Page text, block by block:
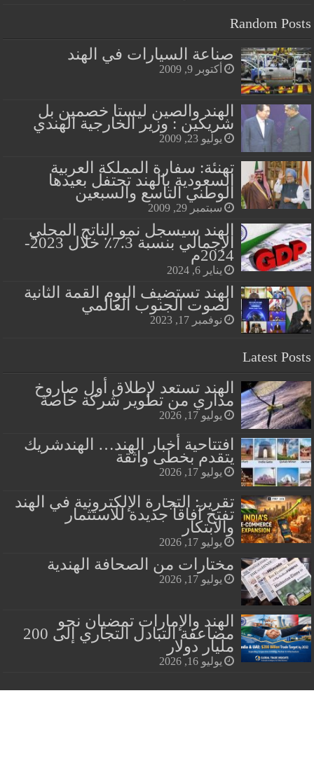
Random Posts
صناعة السيارات في الهند
أكتوبر 9, 2009
الهند والصين ليستا خصمين بل
شريكين : وزير الخارجية الهندي
يوليو 23, 2009
تهنئة: سفارة المملكة العربية
السعودية بالهند تحتفل بعيدها
الوطني التاسع والسبعين
سبتمبر 29, 2009
الهند سيسجل نمو الناتج المحلي
الإجمالي بنسبة 7.3٪ خلال 2023-
2024م
يناير 6, 2024
الهند تستضيف اليوم القمة الثانية
لصوت الجنوب العالمي
نوفمبر 17, 2023
Latest Posts
الهند تستعد لإطلاق أول صاروخ
مداري من تطوير شركة خاصة
يوليو 17, 2026
افتتاحية أخبار الهند… الهندشريك
يتقدم بخطى واثقة
يوليو 17, 2026
تقرير: التجارة الإلكترونية في الهند
تفتح آفاقاً جديدة للاستثمار
والابتكار
يوليو 17, 2026
مختارات من الصحافة الهندية
يوليو 17, 2026
الهند والإمارات تمضيان نحو
مضاعفة التبادل التجاري إلى 200
مليار دولار
يوليو 16, 2026